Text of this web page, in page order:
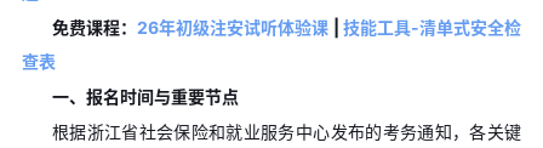
免费课程：26年初级注安试听体验课
技能工具-清单式安全检
查表
一、报名时间与重要节点
根据浙江省社会保险和就业服务中心发布的考务通知，各关键